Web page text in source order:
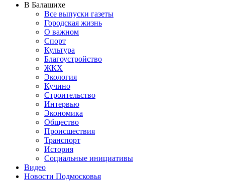
В Балашихе
Все выпуски газеты
Городская жизнь
О важном
Спорт
Культура
Благоустройство
ЖКХ
Экология
Кучино
Строительство
Интервью
Экономика
Общество
Происшествия
Транспорт
История
Социальные инициативы
Видео
Новости Подмосковья